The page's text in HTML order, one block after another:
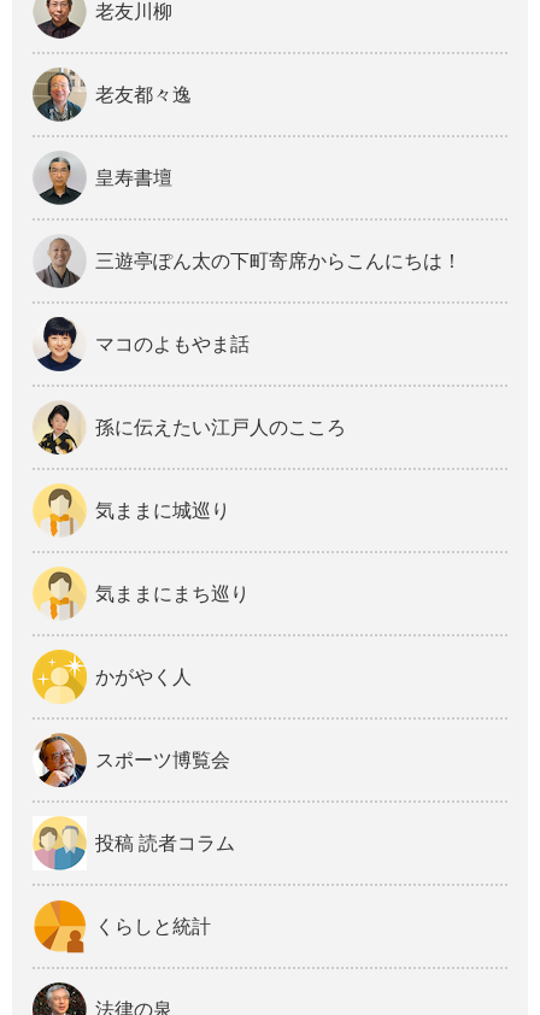
老友川柳
老友都々逸
皇寿書壇
三遊亭ぽん太の下町寄席からこんにちは！
マコのよもやま話
孫に伝えたい江戸人のこころ
気ままに城巡り
気ままにまち巡り
かがやく人
スポーツ博覧会
投稿 読者コラム
くらしと統計
法律の泉